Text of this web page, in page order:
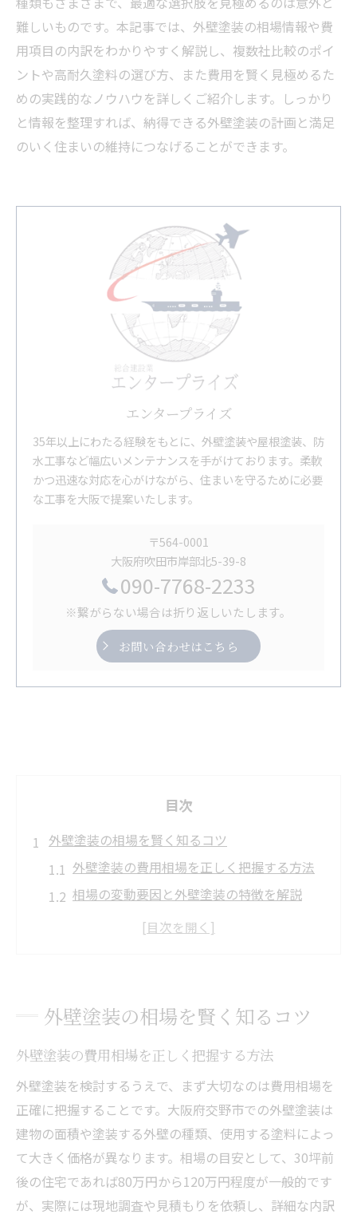
難しいものです。本記事では、外壁塗装の相場情報や費
用項目の内訳をわかりやすく解説し、複数社比較のポイ
ントや高耐久塗料の選び方、また費用を賢く見極めるた
めの実践的なノウハウを詳しくご紹介します。しっかり
と情報を整理すれば、納得できる外壁塗装の計画と満足
のいく住まいの維持につなげることができます。
エンタープライズ
35年以上にわたる経験をもとに、外壁塗装や屋根塗装、防
水工事など幅広いメンテナンスを手がけております。柔軟
かつ迅速な対応を心がけながら、住まいを守るために必要
な工事を大阪で提案いたします。
〒564-0001
大阪府吹田市岸部北5-39-8
090-7768-2233
※繋がらない場合は折り返しいたします。
お問い合わせはこちら
目次
外壁塗装の相場を賢く知るコツ
外壁塗装の費用相場を正しく把握する方法
相場の変動要因と外壁塗装の特徴を解説
外壁塗装で損しない見積もり比較のコツ
外壁塗装費用の内訳と交野市の特徴
交野市で多い外壁塗装の具体的な相場感
地域別に見る外壁塗装費用の比較ポイント
交野市の外壁塗装で重視されるサービス内
容
外壁塗装費用を左右する見積もり条件とは
費用を抑える外壁塗装の選び方とは
外壁塗装の相場を賢く知るコツ
外壁塗装の費用相場を正しく把握する方法
外壁塗装を検討するうえで、まず大切なのは費用相場を
正確に把握することです。大阪府交野市での外壁塗装は
建物の面積や塗装する外壁の種類、使用する塗料によっ
て大きく価格が異なります。相場の目安として、30坪前
後の住宅であれば80万円から120万円程度が一般的です
が、実際には現地調査や見積もりを依頼し、詳細な内訳